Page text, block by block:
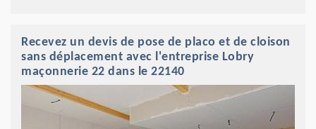
Recevez un devis de pose de placo et de cloison
sans déplacement avec l'entreprise Lobry
maçonnerie 22 dans le 22140